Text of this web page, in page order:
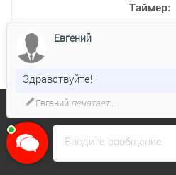
Таймер
КАТАЛОГ
Введите сообщение
Евгений
Здравствуйте!
Евгенийпечатает...